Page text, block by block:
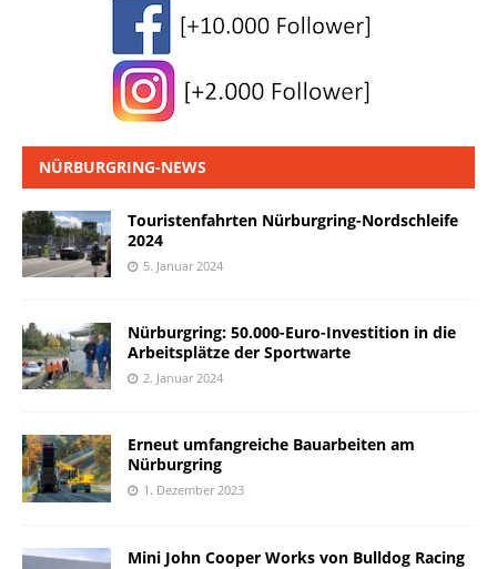
NÜRBURGRING-NEWS
Touristenfahrten Nürburgring-Nordschleife
2024
5. Januar 2024
Nürburgring: 50.000-Euro-Investition in die
Arbeitsplätze der Sportwarte
2. Januar 2024
Erneut umfangreiche Bauarbeiten am
Nürburgring
1. Dezember 2023
Mini John Cooper Works von Bulldog Racing